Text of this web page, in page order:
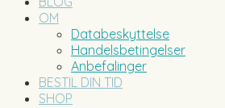
OM
Databeskyttelse
Handelsbetingelser
Anbefalinger
BESTIL DIN TID
SHOP